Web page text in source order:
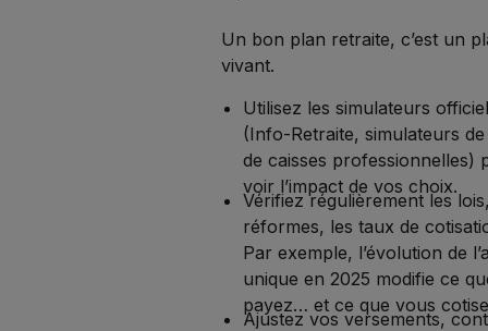
Un bon plan retraite, c’est un
vivant.
Utilisez les simulateurs
(Info-Retraite, simulateurs de
de caisses professionnelles)
voir l’impact de vos choix.
Vérifiez régulièrement les
réformes, les taux de
Par exemple, l’évolution de
unique en 2025 modifie ce
payez… et ce que vous
Ajustez vos versements,